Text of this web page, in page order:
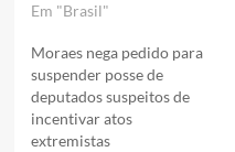
Em "Brasil"
Moraes nega pedido para
suspender posse de
deputados suspeitos de
incentivar atos
extremistas